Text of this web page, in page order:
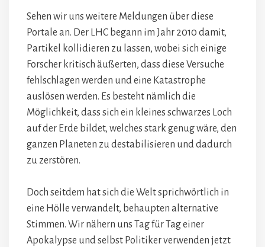
Sehen wir uns weitere Meldungen über diese
Portale an. Der LHC begann im Jahr 2010 damit,
Partikel kollidieren zu lassen, wobei sich einige
Forscher kritisch äußerten, dass diese Versuche
fehlschlagen werden und eine Katastrophe
auslösen werden. Es besteht nämlich die
Möglichkeit, dass sich ein kleines schwarzes Loch
auf der Erde bildet, welches stark genug wäre, den
ganzen Planeten zu destabilisieren und dadurch
zu zerstören.
Doch seitdem hat sich die Welt sprichwörtlich in
eine Hölle verwandelt, behaupten alternative
Stimmen. Wir nähern uns Tag für Tag einer
Apokalypse und selbst Politiker verwenden jetzt